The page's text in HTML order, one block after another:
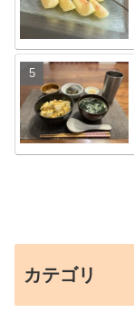
カテゴリ